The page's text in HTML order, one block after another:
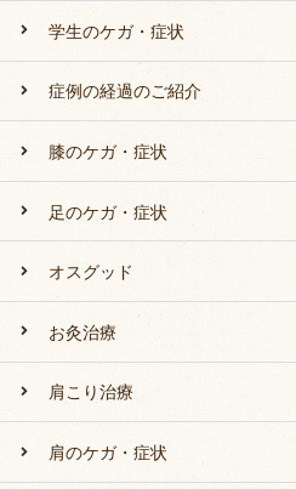
学生のケガ・症状
症例の経過のご紹介
膝のケガ・症状
足のケガ・症状
オスグッド
お灸治療
肩こり治療
肩のケガ・症状